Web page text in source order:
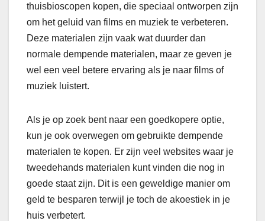
thuisbioscopen kopen, die speciaal ontworpen zijn
om het geluid van films en muziek te verbeteren.
Deze materialen zijn vaak wat duurder dan
normale dempende materialen, maar ze geven je
wel een veel betere ervaring als je naar films of
muziek luistert.
Als je op zoek bent naar een goedkopere optie,
kun je ook overwegen om gebruikte dempende
materialen te kopen. Er zijn veel websites waar je
tweedehands materialen kunt vinden die nog in
goede staat zijn. Dit is een geweldige manier om
geld te besparen terwijl je toch de akoestiek in je
huis verbetert.